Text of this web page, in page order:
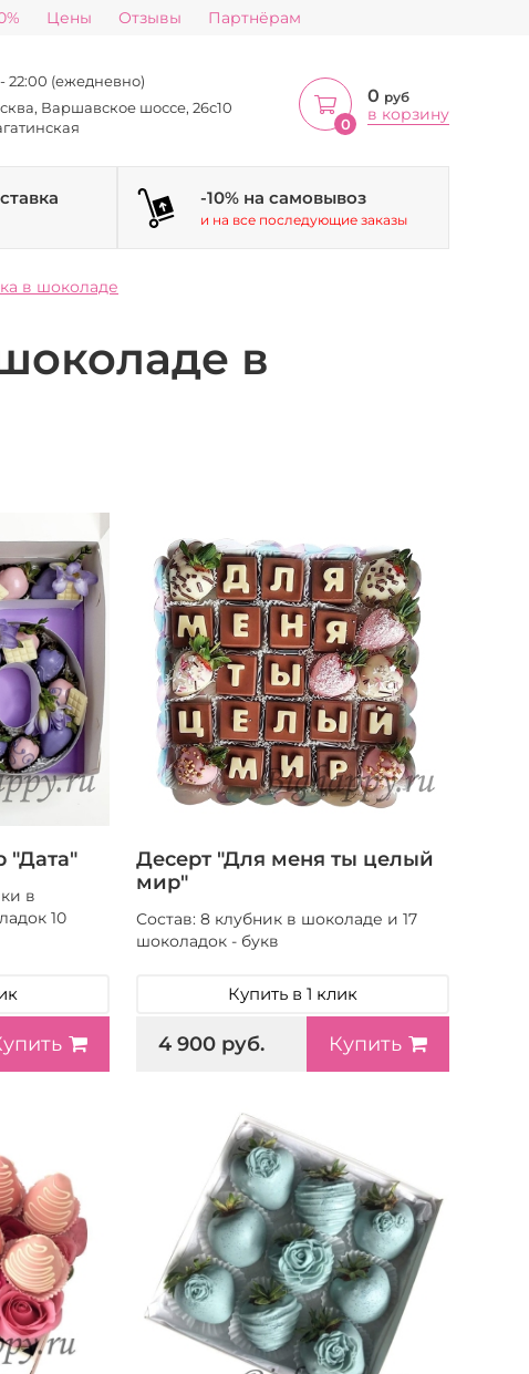
Цены Отзывы Партнёрам
22:00 (ежедневно)
Варшавское шоссе, 26с10
0
0 руб
в корзину
-10% на самовывоз
и на все последующие заказы
в шоколаде
в
"Дата"
в
10
Десерт "Для меня ты целый
мир"
Состав: 8 клубник в шоколаде и 17
шоколадок - букв
Купить в 1 клик
4 900 руб. Купить